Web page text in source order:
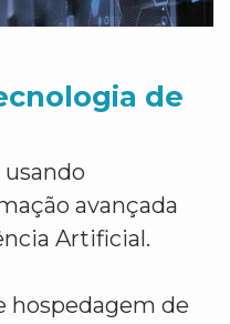
de
avançada
Artificial.
hospedagem de